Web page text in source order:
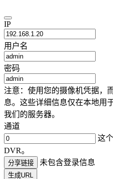
IP
用户名
密码
注意：使用您的摄像机凭据，
息。这些详细信息仅在本地用
我们的服务器。
通道
这
DVR。
分享链接 未包含登录信息
生成URL